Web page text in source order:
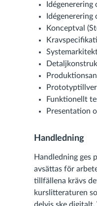
Idégenerering
Idégenerering
Konceptval
Funktionellt
Presentation
Handledning
Handledning ges
avsättas för
tillfällena krävs
kurslitteraturen